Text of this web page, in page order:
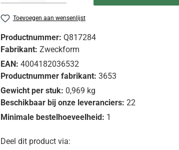
Toevoegen aan wensenlijst
Productnummer: Q817284
Fabrikant: Zweckform
EAN: 4004182036532
Productnummer fabrikant: 3653
Gewicht per stuk: 0,969 kg
Beschikbaar bij onze leveranciers: 22
Minimale bestelhoeveelheid: 1
Deel dit product via: